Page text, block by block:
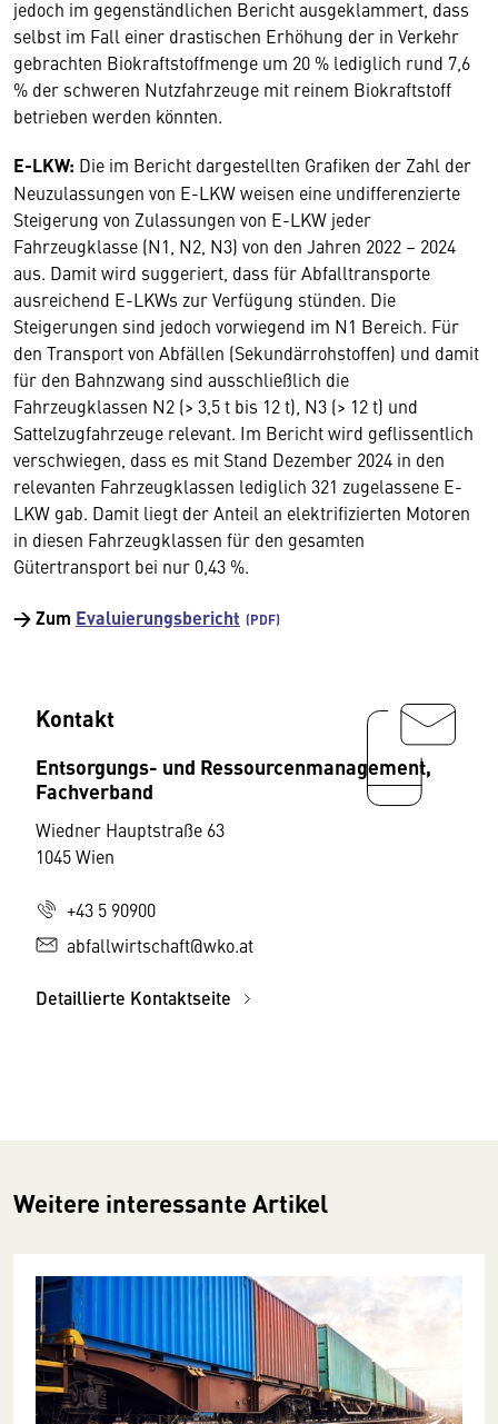
jedoch im gegenständlichen Bericht ausgeklammert, dass
selbst im Fall einer drastischen Erhöhung der in Verkehr
gebrachten Biokraftstoffmenge um 20 % lediglich rund 7,6
% der schweren Nutzfahrzeuge mit reinem Biokraftstoff
betrieben werden könnten.
E-LKW: Die im Bericht dargestellten Grafiken der Zahl der
Neuzulassungen von E-LKW weisen eine undifferenzierte
Steigerung von Zulassungen von E-LKW jeder
Fahrzeugklasse (N1, N2, N3) von den Jahren 2022 – 2024
aus. Damit wird suggeriert, dass für Abfalltransporte
ausreichend E-LKWs zur Verfügung stünden. Die
Steigerungen sind jedoch vorwiegend im N1 Bereich. Für
den Transport von Abfällen (Sekundärrohstoffen) und damit
für den Bahnzwang sind ausschließlich die
Fahrzeugklassen N2 (> 3,5 t bis 12 t), N3 (> 12 t) und
Sattelzugfahrzeuge relevant. Im Bericht wird geflissentlich
verschwiegen, dass es mit Stand Dezember 2024 in den
relevanten Fahrzeugklassen lediglich 321 zugelassene E-
LKW gab. Damit liegt der Anteil an elektrifizierten Motoren
in diesen Fahrzeugklassen für den gesamten
Gütertransport bei nur 0,43 %.
→ Zum Evaluierungsbericht
Kontakt
Entsorgungs- und Ressourcenmanagement,
Fachverband
Wiedner Hauptstraße 63
1045 Wien
+43 5 90900
abfallwirtschaft@wko.at
Detaillierte Kontaktseite
Weitere interessante Artikel